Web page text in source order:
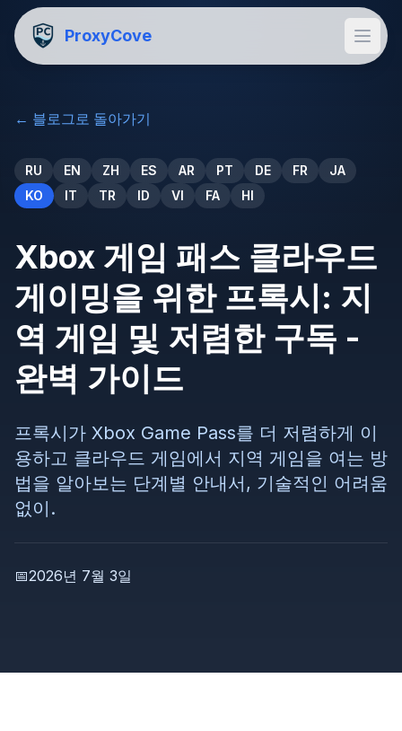
ProxyCove
← 블로그로 돌아가기
RU EN ZH ES AR PT DE FR
JA
KO
IT TR ID VI FA HI
Xbox 게임 패스 클라우드
게이밍을 위한 프록시: 지
역 게임 및 저렴한 구독 -
완벽 가이드
프록시가 Xbox Game Pass를 더 저렴하게 이
용하고 클라우드 게임에서 지역 게임을 여는 방
법을 알아보는 단계별 안내서, 기술적인 어려움
없이.
📅2026년 7월 3일